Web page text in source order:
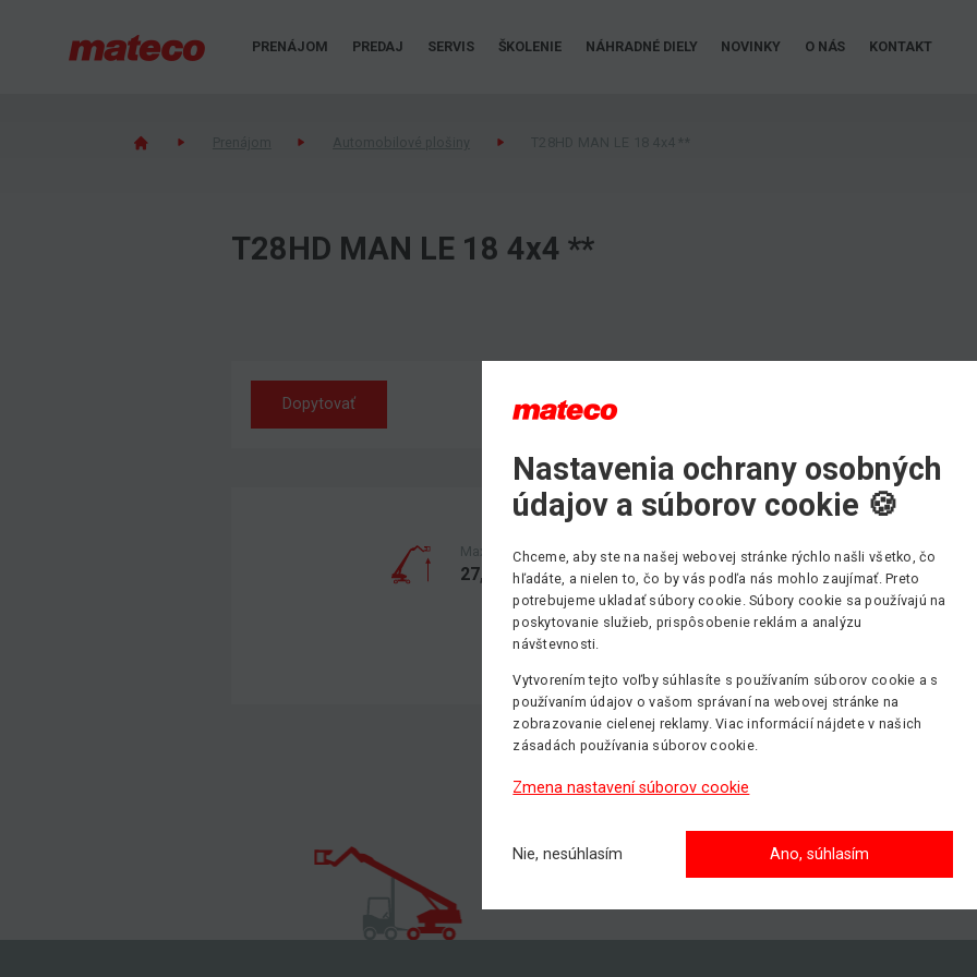
PRENÁJOM PREDAJ SERVIS ŠKOLENIE NÁHRADNÉ DIELY NOVINKY O NÁS KONTAKT
T28HD MAN LE 18 4x4 **
Dopytovať
Max. pracovná výška
27,7 m
Min. stranový dosah
18,1 m
Pohon
Diesel - iba s obsluhou
Nastavenia ochrany osobných
údajov a súborov cookie 🍪
Chceme, aby ste na našej webovej stránke rýchlo našli všetko, čo
hľadáte, a nielen to, čo by vás podľa nás mohlo zaujímať. Preto
potrebujeme ukladať súbory cookie. Súbory cookie sa používajú na
poskytovanie služieb, prispôsobenie reklám a analýzu
návštevnosti.
Vytvorením tejto voľby súhlasíte s používaním súborov cookie a s
používaním údajov o vašom správaní na webovej stránke na
zobrazovanie cielenej reklamy. Viac informácií nájdete v našich
zásadách používania súborov cookie.
Zmena nastavení súborov cookie
Nie, nesúhlasím Ano, súhlasím